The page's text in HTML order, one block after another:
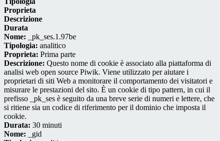
Proprieta
Descrizione
Durata
Nome: _pk_ses.1.97be
Tipologia: analitico
Proprieta: Prima parte
Descrizione: Questo nome di cookie è associato alla piattaforma di
analisi web open source Piwik. Viene utilizzato per aiutare i
proprietari di siti Web a monitorare il comportamento dei visitatori e
misurare le prestazioni del sito. È un cookie di tipo pattern, in cui il
prefisso _pk_ses è seguito da una breve serie di numeri e lettere, che
si ritiene sia un codice di riferimento per il dominio che imposta il
cookie.
Durata: 30 minuti
Nome: _gid